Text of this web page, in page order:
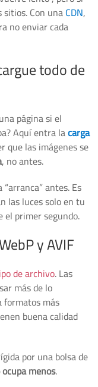
Con unaCDN,
no enviar cada
todo de
página si el
Aquí entra lacarga
que las imágenes se
, no antes.
antes. Es
las luces solo en tu
el primer segundo.
y AVIF
de archivo. Las
más de lo
formatos más
buena calidad
por una bolsa de
menos.